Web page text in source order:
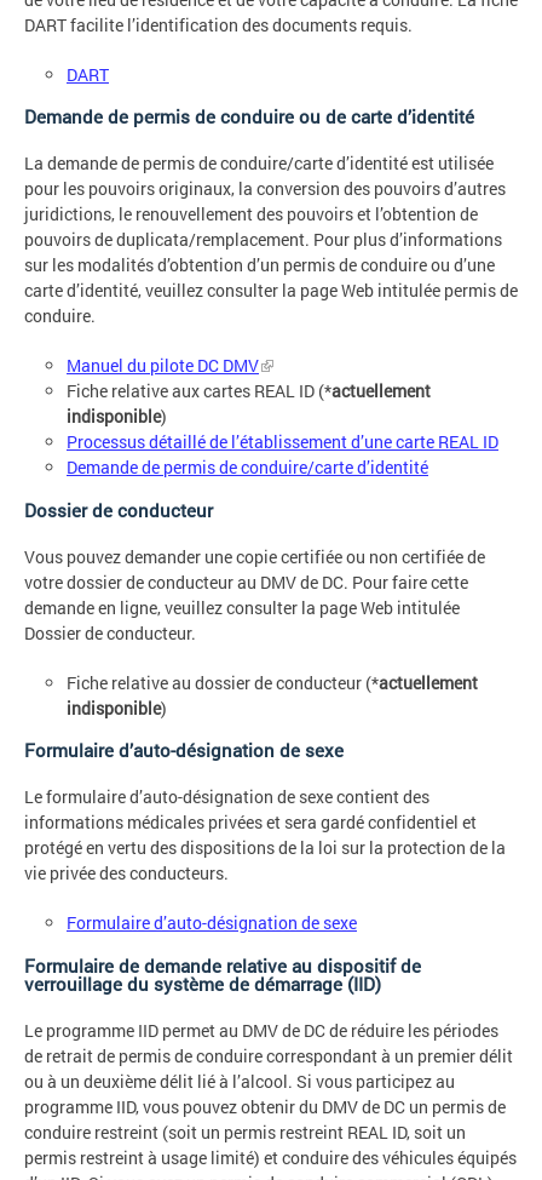
DART facilite l’identification des documents requis.
DART
Demande de permis de conduire ou de carte d’identité
La demande de permis de conduire/carte d’identité est utilisée
pour les pouvoirs originaux, la conversion des pouvoirs d’autres
juridictions, le renouvellement des pouvoirs et l’obtention de
pouvoirs de duplicata/remplacement. Pour plus d’informations
sur les modalités d’obtention d’un permis de conduire ou d’une
carte d’identité, veuillez consulter la page Web intitulée permis de
conduire.
Manuel du pilote DC DMV
Fiche relative aux cartes REAL ID (*actuellement
indisponible)
Processus détaillé de l’établissement d’une carte REAL ID
Demande de permis de conduire/carte d’identité
Dossier de conducteur
Vous pouvez demander une copie certifiée ou non certifiée de
votre dossier de conducteur au DMV de DC. Pour faire cette
demande en ligne, veuillez consulter la page Web intitulée
Dossier de conducteur.
Fiche relative au dossier de conducteur (*actuellement
indisponible)
Formulaire d’auto-désignation de sexe
Le formulaire d’auto-désignation de sexe contient des
informations médicales privées et sera gardé confidentiel et
protégé en vertu des dispositions de la loi sur la protection de la
vie privée des conducteurs.
Formulaire d’auto-désignation de sexe
Formulaire de demande relative au dispositif de
verrouillage du système de démarrage (IID)
Le programme IID permet au DMV de DC de réduire les périodes
de retrait de permis de conduire correspondant à un premier délit
ou à un deuxième délit lié à l’alcool. Si vous participez au
programme IID, vous pouvez obtenir du DMV de DC un permis de
conduire restreint (soit un permis restreint REAL ID, soit un
permis restreint à usage limité) et conduire des véhicules équipés